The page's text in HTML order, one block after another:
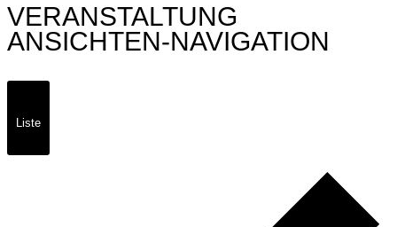
VERANSTALTUNG
ANSICHTEN-NAVIGATION
Liste